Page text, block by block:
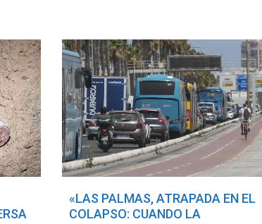
«LAS PALMAS, ATRAPADA EN EL
COLAPSO: CUANDO LA